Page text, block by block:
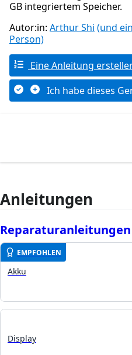
GB integriertem Speicher.
Autor:in: Arthur Shi (und
Person)
Eine Anleitung
Ich habe dieses
Anleitungen
Reparaturanleitungen
EMPFOHLEN
Akku
Display